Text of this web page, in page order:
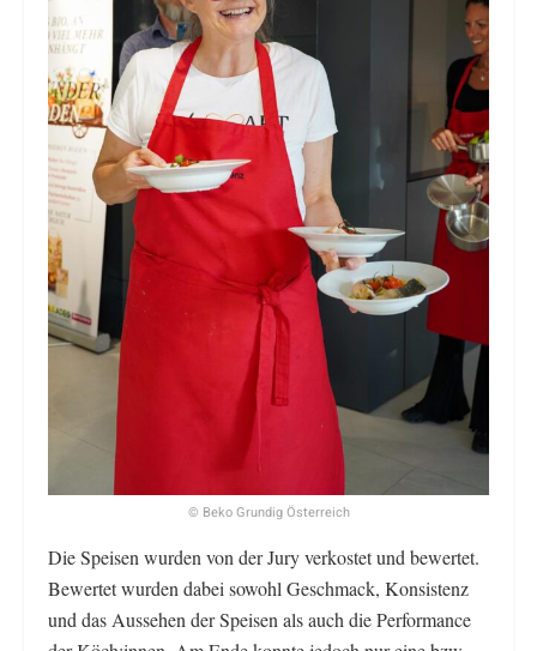
© Beko Grundig Österreich
Die Speisen wurden von der Jury verkostet und bewertet.
Bewertet wurden dabei sowohl Geschmack, Konsistenz
und das Aussehen der Speisen als auch die Performance